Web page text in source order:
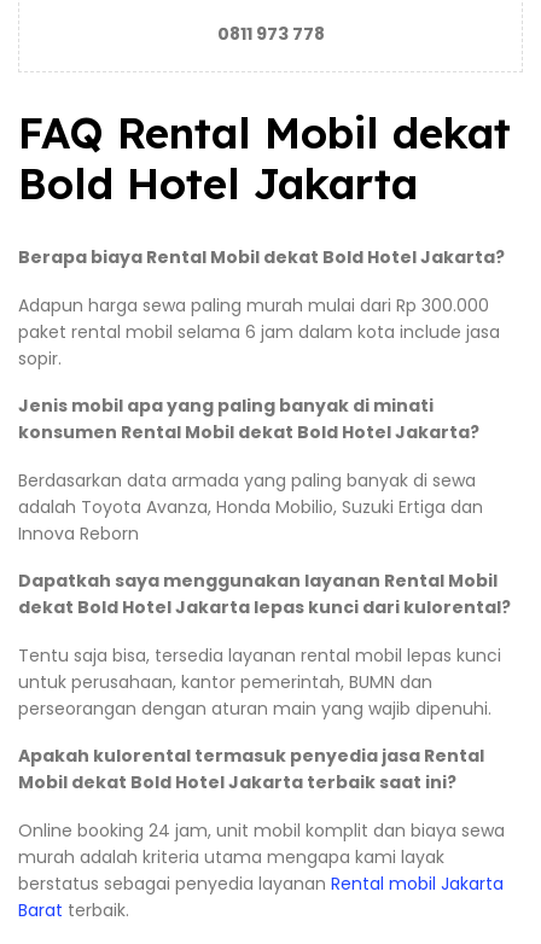
0811 973 778
FAQ Rental Mobil dekat
Bold Hotel Jakarta
Berapa biaya Rental Mobil dekat Bold Hotel Jakarta?
Adapun harga sewa paling murah mulai dari Rp 300.000
paket rental mobil selama 6 jam dalam kota include jasa
sopir.
Jenis mobil apa yang paling banyak di minati
konsumen Rental Mobil dekat Bold Hotel Jakarta?
Berdasarkan data armada yang paling banyak di sewa
adalah Toyota Avanza, Honda Mobilio, Suzuki Ertiga dan
Innova Reborn
Dapatkah saya menggunakan layanan Rental Mobil
dekat Bold Hotel Jakarta lepas kunci dari kulorental?
Tentu saja bisa, tersedia layanan rental mobil lepas kunci
untuk perusahaan, kantor pemerintah, BUMN dan
perseorangan dengan aturan main yang wajib dipenuhi.
Apakah kulorental termasuk penyedia jasa Rental
Mobil dekat Bold Hotel Jakarta terbaik saat ini?
Online booking 24 jam, unit mobil komplit dan biaya sewa
murah adalah kriteria utama mengapa kami layak
berstatus sebagai penyedia layanan Rental mobil Jakarta
Barat terbaik.